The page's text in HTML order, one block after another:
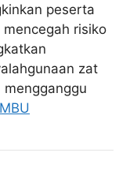
peserta
risiko
zat